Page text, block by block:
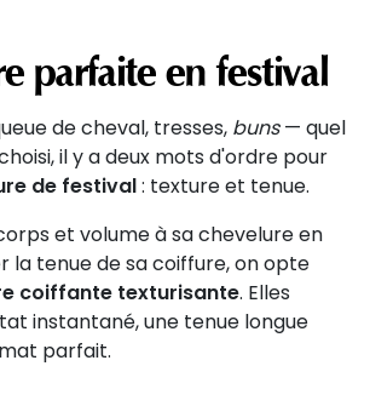
parfaite en festival
de cheval, tresses, buns— quel
il y a deux mots d'ordre pour
de festival: texture et tenue.
et volume à sa chevelure en
la tenue de sa coiffure, on opte
coiffante texturisante. Elles
instantané, une tenue longue
parfait.